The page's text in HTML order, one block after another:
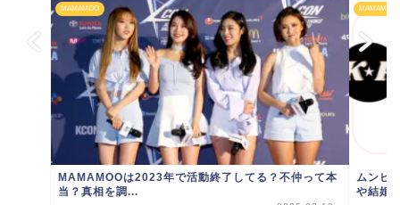
MAMAMOO
MAMAMOOは2023年で活動終了してる？不仲って本
当？真相を調...
MAMAMOO
ムンビ
や結婚